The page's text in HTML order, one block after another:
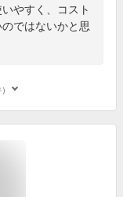
やすく、コスト
ではないかと思